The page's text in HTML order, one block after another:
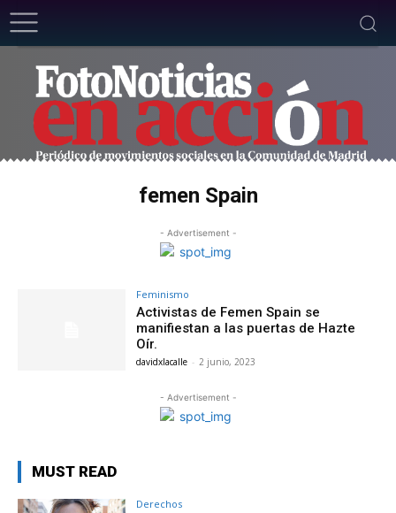
femen Spain
- Advertisement -
Feminismo
Activistas de Femen Spain se
manifiestan a las puertas de Hazte
Oír.
davidxlacalle - 2 junio, 2023
- Advertisement -
MUST READ
Derechos